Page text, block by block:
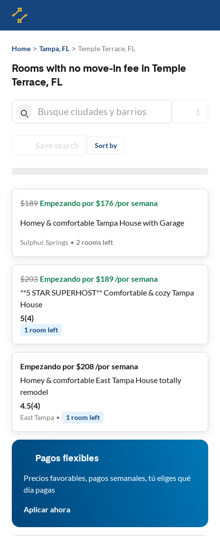
Home > Tampa, FL > Temple Terrace, FL
Rooms with no move-in fee in Temple
Terrace, FL
1
Save search Sort by
$189 Empezando por $176 /por semana
Homey & comfortable Tampa House with Garage
Sulphur Springs • 2 rooms left
$203 Empezando por $189 /por semana
**5 STAR SUPERHOST** Comfortable & cozy Tampa
House
5(4)
1 room left
Empezando por $208 /por semana
Homey & comfortable East Tampa House totally
remodel
4.5(4)
East Tampa • 1 room left
Pagos flexibles
Precios favorables, pagos semanales, tú eliges qué
día pagas
Aplicar ahora